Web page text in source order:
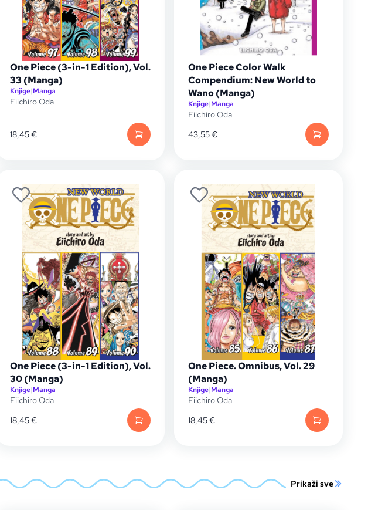
One Piece (3-in-1 Edition), Vol.
33 (Manga)
Knjige|Manga
Eiichiro Oda
18,45€
One Piece Color Walk
Compendium: New World to
Wano (Manga)
Knjige|Manga
Eiichiro Oda
43,55€
One Piece (3-in-1 Edition), Vol.
30 (Manga)
Knjige|Manga
Eiichiro Oda
18,45€
One Piece. Omnibus, Vol. 29
(Manga)
Knjige|Manga
Eiichiro Oda
18,45€
Prikaži sve